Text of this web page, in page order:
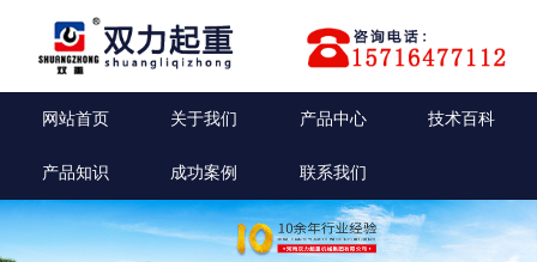
网站首页 关于我们 产品中心 技术百科
产品知识 成功案例 联系我们